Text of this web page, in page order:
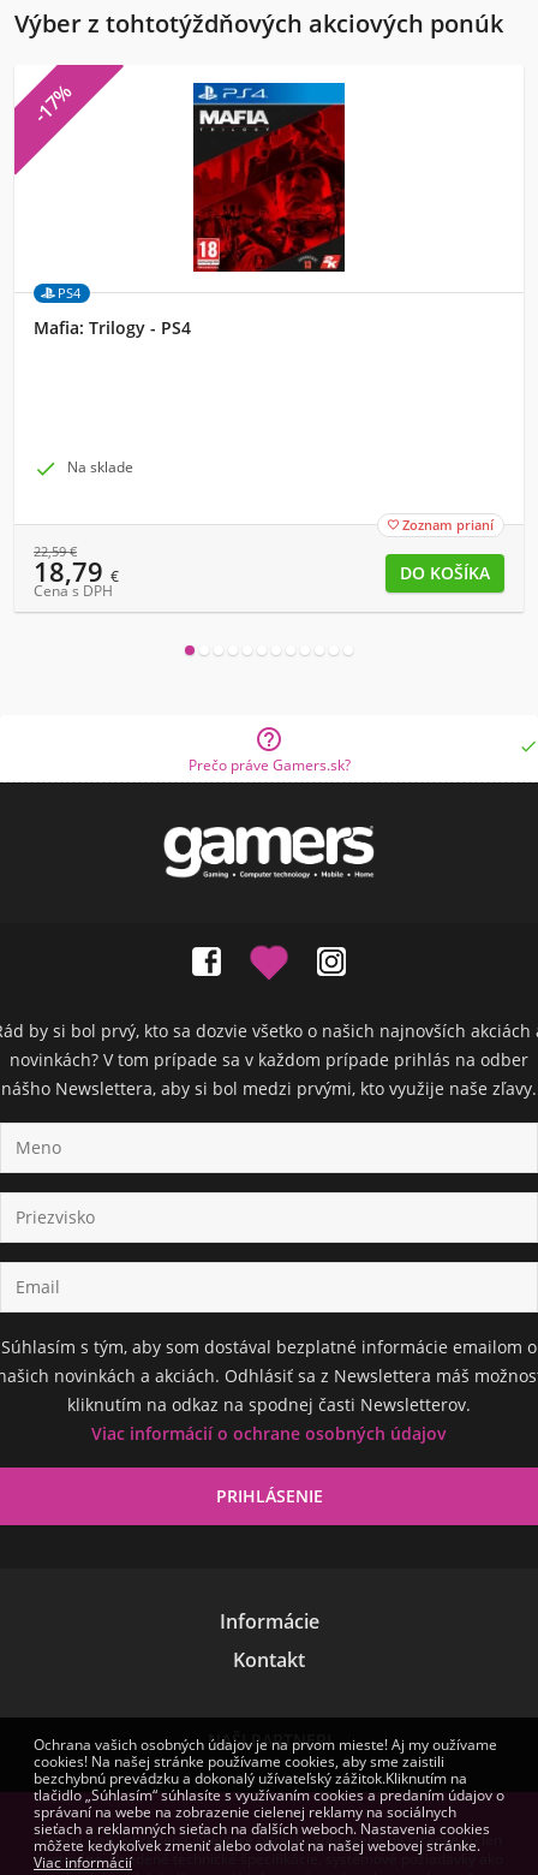
Výber z tohtotýždňových akciových ponúk
-17%
PS4
Mafia: Trilogy - PS4
 Na sklade
 Zoznam prianí
22,59€
18,79 €
Cena s DPH

Prečo práve Gamers.sk?

by si bol prvý, kto sa dozvie všetko o našich najnovších akciách
novinkách? V tom prípade sa v každom prípade prihlás na odber
nášho Newslettera, aby si bol medzi prvými, kto využije naše zľavy.
Súhlasím s tým, aby som dostával bezplatné informácie emailom o
novinkách a akciách. Odhlásiť sa z Newslettera máš
kliknutím na odkaz na spodnej časti Newsletterov.
Viac informácií o ochrane osobných údajov
Informácie
Kontakt
NAŠI PARTNERI
Zmena cien vyhradená. Niektoré obrázky zobrazené na stránke sú len
ilustračné. Uvedené technické špecifikácie, systémové požiadavky ako
Ochrana vašich osobných údajov je na prvom mieste! Aj my oužívame
cookies! Na našej stránke používame cookies, aby sme zaistili
bezchybnú prevádzku a dokonalý užívateľský zážitok.Kliknutím na
tlačidlo „Súhlasím“ súhlasíte s využívaním cookies a predaním údajov o
správaní na webe na zobrazenie cielenej reklamy na sociálnych
sieťach a reklamných sieťach na ďalších weboch. Nastavenia cookies
môžete kedykoľvek zmeniť alebo odvolať na našej webovej stránke.
Viac informácií